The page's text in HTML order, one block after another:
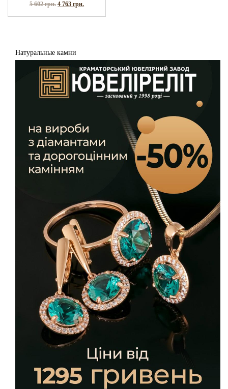
5 602грн. 4 763грн.
Натуральные камни